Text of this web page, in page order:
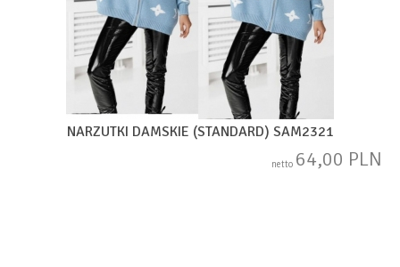
NARZUTKI DAMSKIE (STANDARD) SAM2321
netto 64,00 PLN